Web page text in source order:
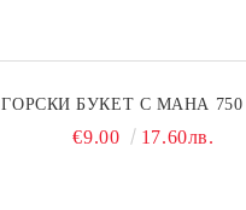
ГОРСКИ БУКЕТ С МАНА 750
€9.00 17.60лв.